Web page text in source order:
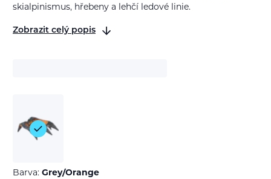
skialpinismus, hřebeny a lehčí ledové linie.
Zobrazit celý popis
Barva: Grey/Orange